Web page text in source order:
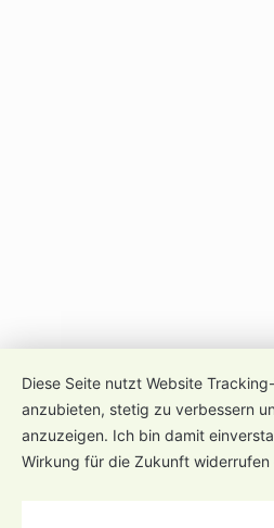
Diese Seite nutzt Website
anzubieten, stetig zu verbessern
anzuzeigen. Ich bin damit
Wirkung für die Zukunft widerrufen